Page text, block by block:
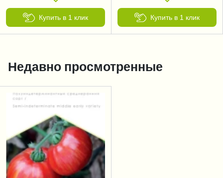
Купить в 1 клик Купить в 1 клик
Недавно просмотренные